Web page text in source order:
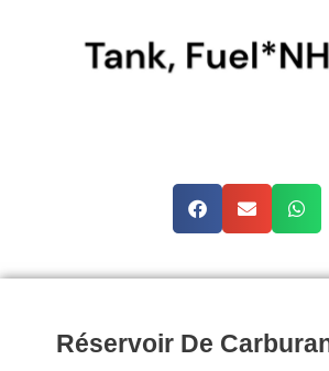
Réservoir De